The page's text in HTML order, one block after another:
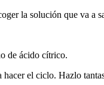
la solución que va a
de ácido cítrico.
el ciclo. Hazlo